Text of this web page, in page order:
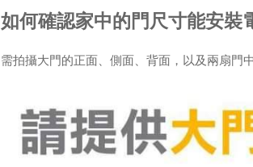
如何確認家中的門尺寸能安裝
需拍攝大門的正面、側面、背面，以及兩扇門